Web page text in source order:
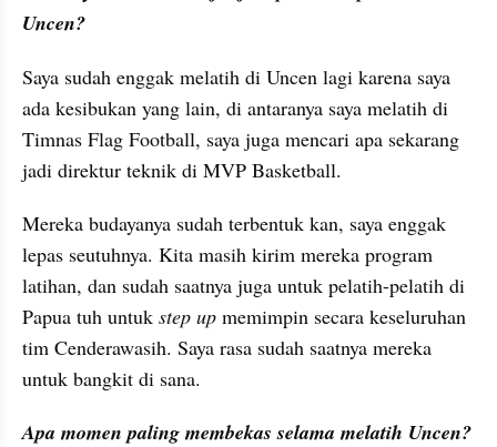
Uncen?
Saya sudah enggak melatih di Uncen lagi karena saya
ada kesibukan yang lain, di antaranya saya melatih di
Timnas Flag Football, saya juga mencari apa sekarang
jadi direktur teknik di MVP Basketball.
Mereka budayanya sudah terbentuk kan, saya enggak
lepas seutuhnya. Kita masih kirim mereka program
latihan, dan sudah saatnya juga untuk pelatih-pelatih di
Papua tuh untuk step up memimpin secara keseluruhan
tim Cenderawasih. Saya rasa sudah saatnya mereka
untuk bangkit di sana.
Apa momen paling membekas selama melatih Uncen?